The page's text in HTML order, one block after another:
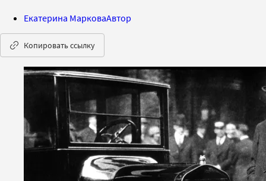
Екатерина МарковаАвтор
Копировать ссылку